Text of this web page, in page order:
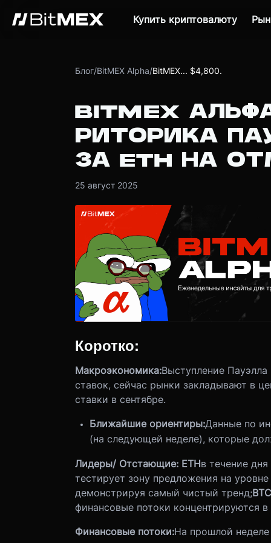
Купить криптовалюту
Блог/BitMEX Alpha/BitMEX... $4,800.
BITMEX
РИТОРИКА
ЗА ETH НА
25 август 2025
Коротко:
Макроэкономика:Выступление
ставок, сейчас рынки закладывают в
ставки в сентябре.
Ближайшие ориентиры:Данные по
(на следующей неделе), которые
Лидеры/ Отстающие: ETHв течение
тестирует зону предложения на
демонстрируя самый чистый тренд;BTC
финансовые потоки концентрируются в
Финансовые потоки:На прошлой